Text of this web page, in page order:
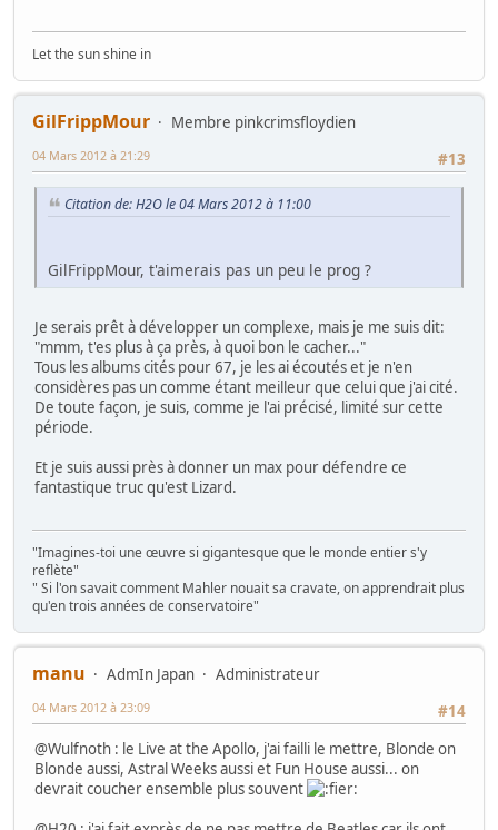
Let the sun shine in
GilFrippMour
Membre pinkcrimsfloydien
#13
04 Mars 2012 à 21:29
Citation de: H2O le 04 Mars 2012 à 11:00
GilFrippMour, t'aimerais pas un peu le prog ?
Je serais prêt à développer un complexe, mais je me suis dit:
"mmm, t'es plus à ça près, à quoi bon le cacher..."
Tous les albums cités pour 67, je les ai écoutés et je n'en
considères pas un comme étant meilleur que celui que j'ai cité.
De toute façon, je suis, comme je l'ai précisé, limité sur cette
période.
Et je suis aussi près à donner un max pour défendre ce
fantastique truc qu'est Lizard.
"Imagines-toi une œuvre si gigantesque que le monde entier s'y
reflète"
" Si l'on savait comment Mahler nouait sa cravate, on apprendrait plus
qu'en trois années de conservatoire"
manu AdmIn Japan
Administrateur
#14
04 Mars 2012 à 23:09
@Wulfnoth : le Live at the Apollo, j'ai failli le mettre, Blonde on
Blonde aussi, Astral Weeks aussi et Fun House aussi... on
devrait coucher ensemble plus souvent